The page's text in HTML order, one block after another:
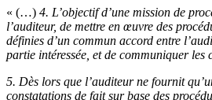
« (…) 4. L’objectif d’une mission de
l’auditeur, de mettre en œuvre des
définies d’un commun accord entre
partie intéressée, et de communiquer les
5. Dès lors que l’auditeur ne fournit
constatations de fait sur base des